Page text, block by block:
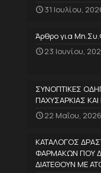
31 Ιουλίου,
Άρθρο για
23 Ιουνίου,
ΣΥΝΟΠΤΙΚΕΣ
ΠΑΧΥΣΑΡΚΙΑΣ
22 Μαΐου, 2026
ΚΑΤΑΛΟΓΟΣ
ΦΑΡΜΑΚΩΝ ΠΟΥ
ΔΙΑΤΕΘΟΥΝ ΜΕ